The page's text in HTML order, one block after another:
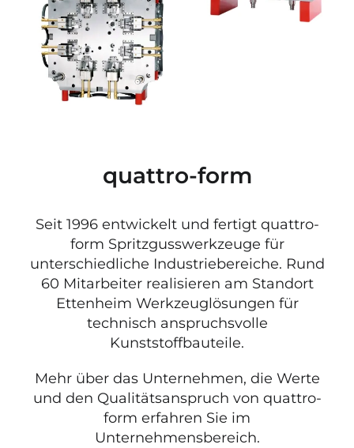
quattro-form
Seit 1996 entwickelt und fertigt quattro-
form Spritzgusswerkzeuge für
unterschiedliche Industriebereiche. Rund
60 Mitarbeiter realisieren am Standort
Ettenheim Werkzeuglösungen für
technisch anspruchsvolle
Kunststoffbauteile.
Mehr über das Unternehmen, die Werte
und den Qualitätsanspruch von quattro-
form erfahren Sie im
Unternehmensbereich.